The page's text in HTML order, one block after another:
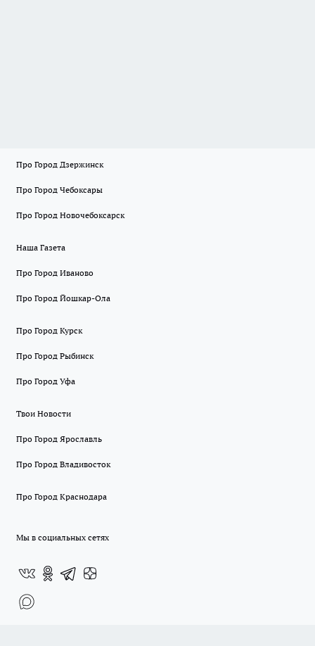
Про Город Дзержинск
Про Город Чебоксары
Про Город Новочебоксарск
Наша Газета
Про Город Иваново
Про Город Йошкар-Ола
Про Город Курск
Про Город Рыбинск
Про Город Уфа
Твои Новости
Про Город Ярославль
Про Город Владивосток
Про Город Краснодара
Мы в социальных сетях